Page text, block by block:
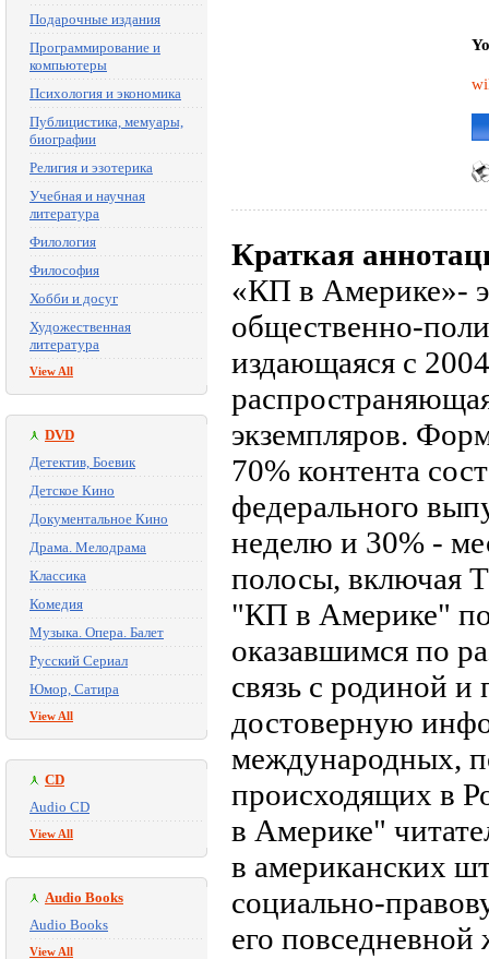
Подарочные издания
Программирование и
компьютеры
Психология и экономика
Публицистика, мемуары,
биографии
Религия и эзотерика
Учебная и научная
литература
Филология
Философия
Хобби и досуг
Художественная
литература
View All
DVD
Детектив, Боевик
Детское Кино
Документальное Кино
Драма. Мелодрама
Классика
Комедия
Музыка. Опера. Балет
Русский Сериал
Юмор, Сатира
View All
CD
Audio CD
View All
Audio Books
Audio Books
View All
Краткая
«КП в Америке»-
общественно-
издающаяся с
экземпляров.
70% контента
федерального
неделю и 30% -
полосы, включая
"КП в Америке"
оказавшимся по
связь с родиной
достоверную
международных,
происходящих в
в Америке"
в американских
социально-
его повседневной